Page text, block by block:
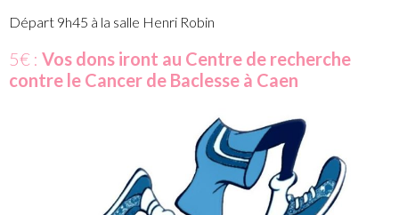
Départ 9h45 à la salle Henri Robin
5€ : Vos dons iront au Centre de recherche
contre le Cancer de Baclesse à Caen